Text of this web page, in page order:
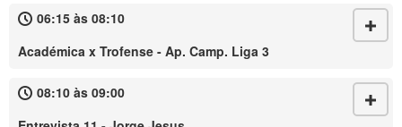
06:15 às 08:10
Académica x Trofense - Ap. Camp. Liga 3
08:10 às 09:00